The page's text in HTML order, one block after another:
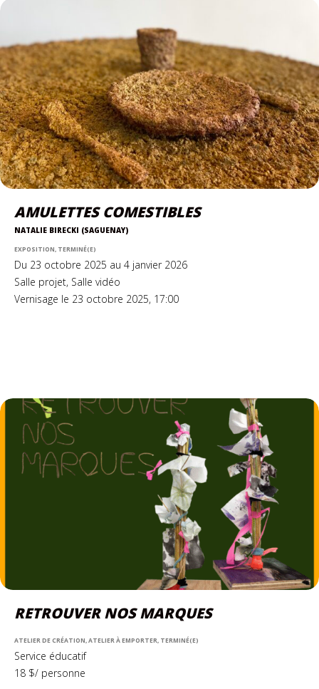
AMULETTES COMESTIBLES
NATALIE BIRECKI (SAGUENAY)
EXPOSITION, TERMINÉ(E)
Du 23 octobre 2025 au 4 janvier 2026
Salle projet, Salle vidéo
Vernisage le 23 octobre 2025, 17:00
RETROUVER NOS MARQUES
ATELIER DE CRÉATION, ATELIER À EMPORTER, TERMINÉ(E)
Service éducatif
18 $/ personne